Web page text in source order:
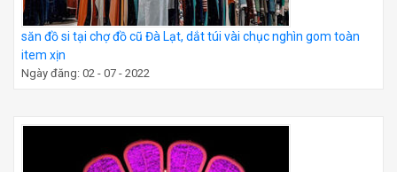
săn đồ si tại chợ đồ cũ Đà Lạt, dắt túi vài chục nghìn gom toàn
item xịn
Ngày đăng: 02 - 07 - 2022